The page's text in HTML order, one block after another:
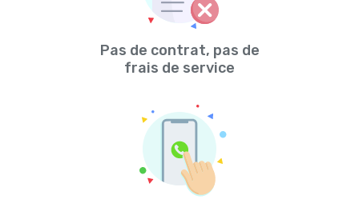
Pas de contrat, pas de
frais de service